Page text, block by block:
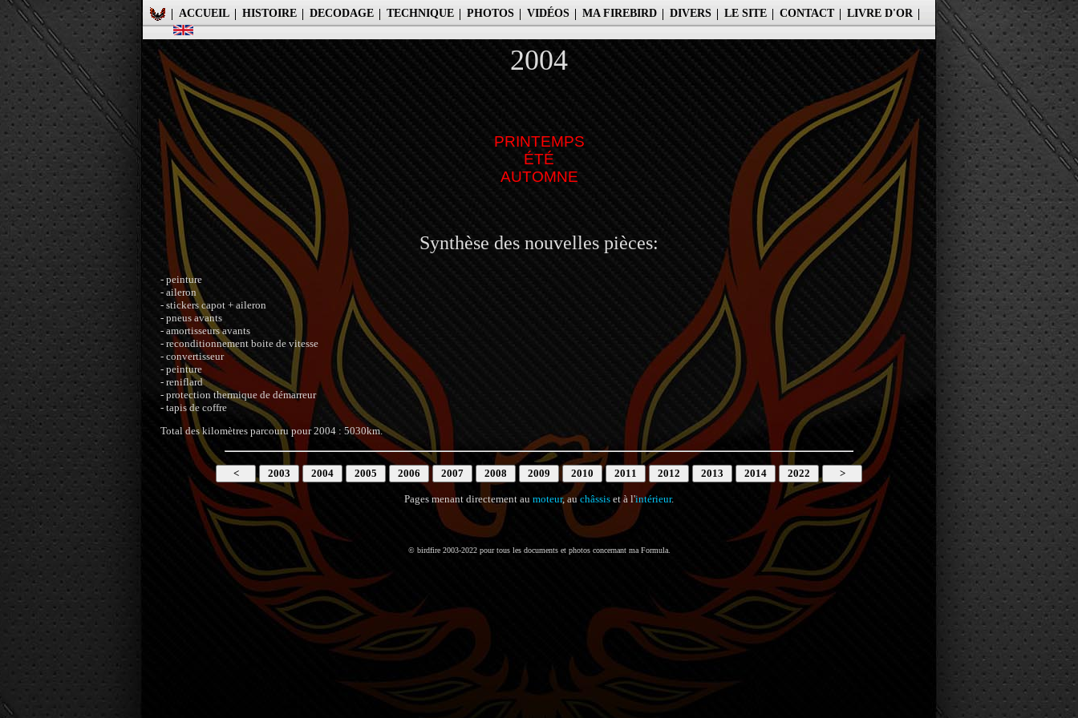
ACCUEIL HISTOIRE DECODAGE TECHNIQUE PHOTOS VIDÉOS MA FIREBIRD DIVERS LE SITE CONTACT LIVRE D'OR
2004
PRINTEMPS
ÉTÉ
AUTOMNE
Synthèse des nouvelles pièces:
- peinture
- aileron
- stickers capot + aileron
- pneus avants
- amortisseurs avants
- reconditionnement boite de vitesse
- convertisseur
- peinture
- reniflard
- protection thermique de démarreur
- tapis de coffre
Total des kilomètres parcouru pour 2004 : 5030km.
Pages menant directement au moteur, auchâssis et à l'intérieur.
© birdfire 2003-2022 pour tous les documents et photos concernant ma Formula.